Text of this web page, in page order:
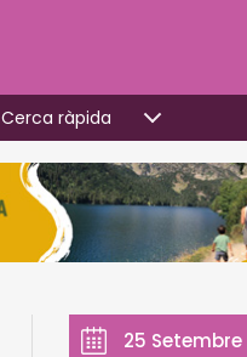
Cerca ràpida
25 Setembre